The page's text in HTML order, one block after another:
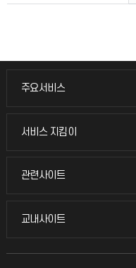
주요서비스
주요서비스
교무회의방송
서비스 지킴이
서비스 지킴이
묻고 답하기
관련사이트
관련사이트
국방헬프콜
교내사이트
교내사이트
교수회